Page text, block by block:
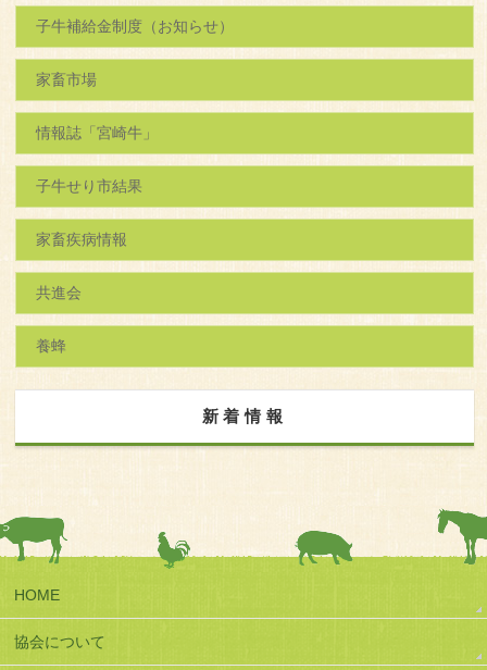
子牛補給金制度（お知らせ）
家畜市場
情報誌「宮崎牛」
子牛せり市結果
家畜疾病情報
共進会
養蜂
新着情報
HOME
協会について